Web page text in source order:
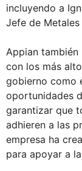
incluyendo a
Jefe de Metales
Appian también
con los más
gobierno como
oportunidades
garantizar que
adhieren a las
empresa ha
para apoyar a